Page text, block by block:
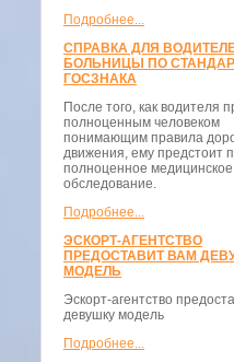
Подробнее...
СПРАВКА ДЛЯ
БОЛЬНИЦЫ ПО
ГОСЗНАКА
После того, как водителя
полноценным человеком
понимающим правила
движения, ему предстоит
полноценное медицинское
обследование.
Подробнее...
ЭСКОРТ-АГЕНТСТВО
ПРЕДОСТАВИТ ВАМ
МОДЕЛЬ
Эскорт-агентство
девушку модель
Подробнее...